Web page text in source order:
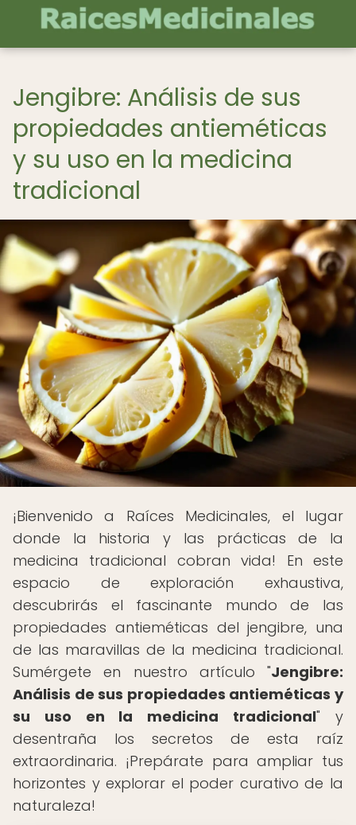
Jengibre: Análisis de sus
propiedades antieméticas
y su uso en la medicina
tradicional
¡Bienvenido a Raíces Medicinales, el lugar
donde la historia y las prácticas de la
medicina tradicional cobran vida! En este
espacio de exploración exhaustiva,
descubrirás el fascinante mundo de las
propiedades antieméticas del jengibre, una
de las maravillas de la medicina tradicional.
Sumérgete en nuestro artículo "Jengibre:
Análisis de sus propiedades antieméticas y
su uso en la medicina tradicional" y
desentraña los secretos de esta raíz
extraordinaria. ¡Prepárate para ampliar tus
horizontes y explorar el poder curativo de la
naturaleza!